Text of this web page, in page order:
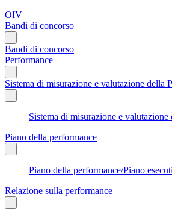
OIV
Bandi di concorso
Bandi di concorso
Performance
Sistema di misurazione e valutazione della
Sistema di misurazione e valutazione
Piano della performance
Piano della performance/Piano
Relazione sulla performance